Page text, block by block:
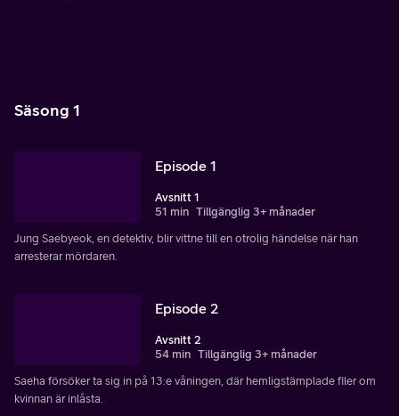
Säsong 1
Episode 1
Avsnitt 1
51 min Tillgänglig 3+ månader
Jung Saebyeok, en detektiv, blir vittne till en otrolig händelse när han
arresterar mördaren.
Episode 2
Avsnitt 2
54 min Tillgänglig 3+ månader
Saeha försöker ta sig in på 13:e våningen, där hemligstämplade filer om
kvinnan är inlåsta.